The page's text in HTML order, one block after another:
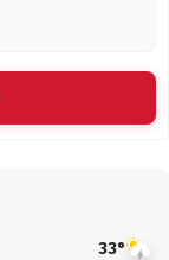
33°